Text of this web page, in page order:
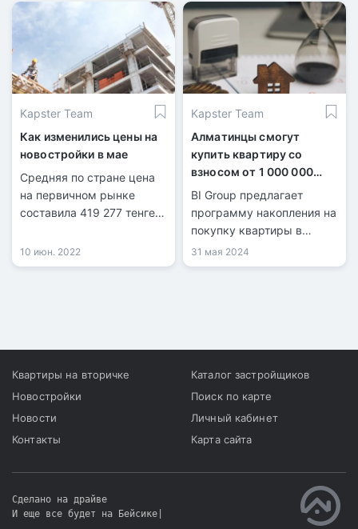
возраст участников этих
программ?
Kapster Team
Как изменились цены на
новостройки в мае
Средняя по стране цена
на первичном рынке
составила 419 277 тенге
тенге дороже, чем в
апреле.
10 июн. 2022
Kapster Team
Алматинцы смогут
купить квартиру со
взносом от 1 000 000
тенге
BI Group предлагает
программу накопления на
покупку квартиры в
бигвиллях Arena City и
Dream City.
31 мая 2024
Квартиры на вторичке
Новостройки
Новости
Контакты
Каталог застройщиков
Поиск по карте
Личный кабинет
Карта сайта
Сделано на драйве
И еще все будет на Бейсике